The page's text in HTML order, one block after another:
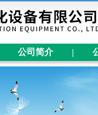
公司简介 |